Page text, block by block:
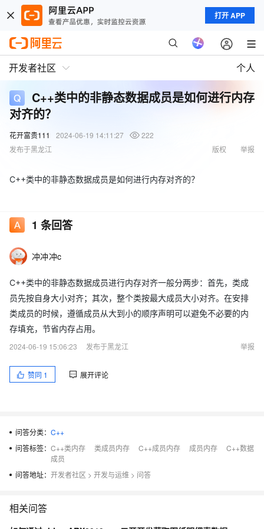
打开 APP
开发者社区 个人
C++类中的非静态数据成员是如何进行内存
对齐的？
花开富贵111 2024-06-19 14:11:27
222
发布于黑龙江
举报
版权
C++类中的非静态数据成员是如何进行内存对齐的？
1 条回答
冲冲冲c
C++类中的非静态数据成员进行内存对齐一般分两步：首先，类成
员先按自身大小对齐；其次，整个类按最大成员大小对齐。在安排
类成员的时候，遵循成员从大到小的顺序声明可以避免不必要的内
存填充，节省内存占用。
2024-06-19 15:06:23
发布于黑龙江 举报
赞同 1 展开评论
问答分类： C++
问答标签： C++类内存 类成员内存 C++成员内存 成员内存
C++数据
成员
问答地址： 开发者社区 > 开发与运维 > 问答
相关问答